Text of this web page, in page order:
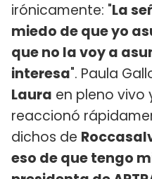
irónicamente: "La
miedo de que yo
que no la voy a
interesa". Paula
Laura en pleno vivo
reaccionó
dichos de
eso de que tengo